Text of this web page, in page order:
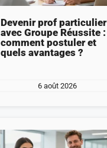
Devenir prof particulier
avec Groupe Réussite :
comment postuler et
quels avantages ?
6 août 2026